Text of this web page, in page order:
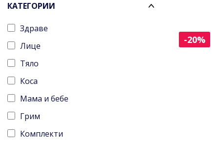
КАТЕГОРИИ
Здраве
Лице
Тяло
Коса
Мама и бебе
Грим
Комплекти
-20%